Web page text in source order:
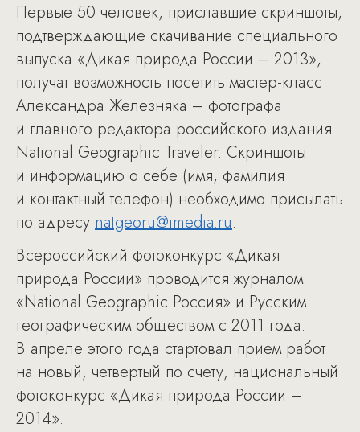
Первые 50 человек, приславшие скриншоты,
подтверждающие скачивание специального
выпуска «Дикая природа России – 2013»,
получат возможность посетить мастер-класс
Александра Железняка – фотографа
и главного редактора российского издания
National Geographic Traveler. Скриншоты
и информацию о себе (имя, фамилия
и контактный телефон) необходимо присылать
по адресу natgeoru@imedia.ru.
Всероссийский фотоконкурс «Дикая
природа России» проводится журналом
«National Geographic Россия» и Русским
географическим обществом с 2011 года.
В апреле этого года стартовал прием работ
на новый, четвертый по счету, национальный
фотоконкурс «Дикая природа России –
2014».